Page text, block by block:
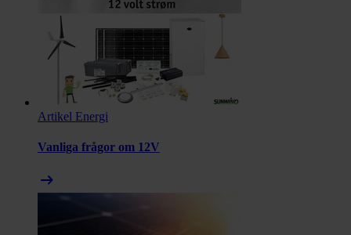
Artikel Energi
Vanliga frågor om 12V
arrow_right_alt